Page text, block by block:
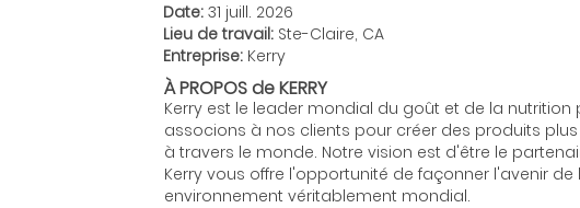
Date:31 juill. 2026
Lieu de travail: Ste-Claire, CA
Entreprise: Kerry
À PROPOS de KERRY
Kerry est le leader mondial du goût et de la
associons à nos clients pour créer des produits
à travers le monde. Notre vision est d'être le
Kerry vous offre l'opportunité de façonner l'avenir
environnement véritablement mondial.